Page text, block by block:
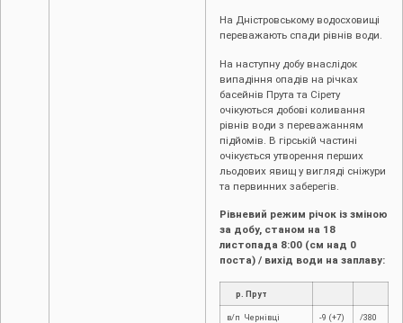
На Дністровському водосховищі
переважають спади рівнів води.
На наступну добу внаслідок
випадіння опадів на річках
басейнів Прута та Сірету
очікуються добові коливання
рівнів води з переважанням
підйомів. В гірській частині
очікується утворення перших
льодових явищ у вигляді сніжури
та первинних заберегів.
Рівневий режим річок із зміною
за добу, станом на 18
листопада 8:00 (см над 0
поста) / вихід води на заплаву:
р. Прут
в/п Чернівці -9 (+7) /380